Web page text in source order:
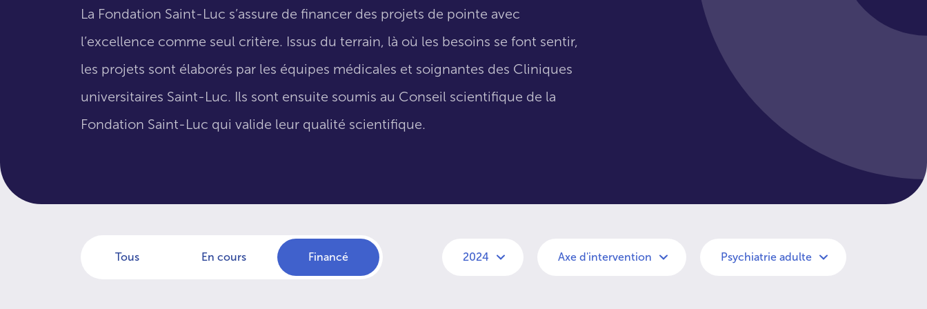
La Fondation Saint-Luc s’assure de financer des projets de pointe avec
l’excellence comme seul critère. Issus du terrain, là où les besoins se font sentir,
les projets sont élaborés par les équipes médicales et soignantes des Cliniques
universitaires Saint-Luc. Ils sont ensuite soumis au Conseil scientifique de la
Fondation Saint-Luc qui valide leur qualité scientifique.
Tous En cours Financé 2024 Axe d'intervention Psychiatrie adulte